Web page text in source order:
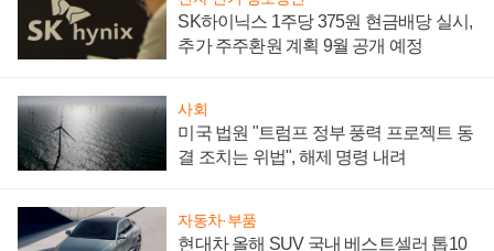
SK하이닉스 1주당 375원 현금배당 실시,
추가 주주환원 계획 9월 공개 예정
사회
미국 법원 "트럼프 정부 풍력 프로젝트 동
결 조치는 위법", 해제 명령 내려
자동차·부품
현대차 올해 SUV 국내 베스트셀러 톱10